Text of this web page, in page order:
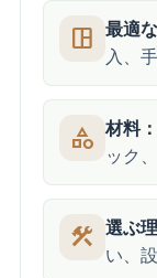
space_dashboard 最適
入、
category 材料：
ック
construction 選ぶ
い、